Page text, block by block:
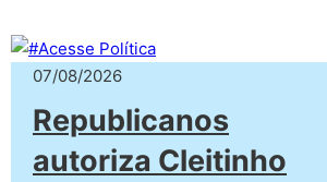
07/08/2026
Republicanos
autoriza Cleitinho